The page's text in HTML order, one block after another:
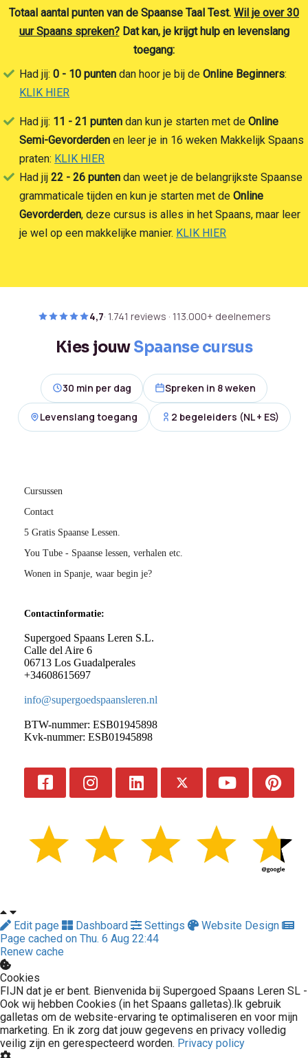
Totaal aantal punten van de Spaanse Taal Test. Wil je over 30
uur Spaans spreken?Dat kan, je krijgt hulp en levenslang
toegang:
Had jij:0 - 10 punten dan hoor je bij deOnline Beginners:
KLIK HIER
Had jij: 11 - 21 punten dan kun je starten met deOnline
Semi-Gevorderden en leer je in 16 weken Makkelijk Spaans
praten: KLIK HIER
Had jij22 - 26 punten dan weet je de belangrijkste Spaanse
grammaticale tijden en kun je starten met deOnline
Gevorderden, deze cursus is alles in het Spaans, maar leer
je wel op een makkelijke manier. KLIK HIER
4,7· 1.741 reviews · 113.000+ deelnemers
Kies jouwSpaanse cursus
30 min per dag Spreken in 8 weken
Levenslang toegang 2 begeleiders (NL + ES)
Cursussen
Contact
5 Gratis Spaanse Lessen.
You Tube - Spaanse lessen, verhalen etc.
Wonen in Spanje, waar begin je?
Contactinformatie:
Supergoed Spaans Leren S.L.
Calle del Aire 6
06713 Los Guadalperales
+34608615697
info@supergoedspaansleren.nl
BTW-nummer: ESB01945898
Kvk-nummer: ESB01945898
Edit page Dashboard Settings
Website Design
Page cached on Thu. 6 Aug 22:44
Renew cache
Cookies
FIJN dat je er bent. Bienvenida bij Supergoed Spaans Leren SL -
Ook wij hebben Cookies (in het Spaans galletas).Ik gebruik
galletas om de website-ervaring te optimaliseren en voor mijn
marketing. En ik zorg dat jouw gegevens en privacy volledig
veilig zijn en gerespecteerd worden. Privacy policy